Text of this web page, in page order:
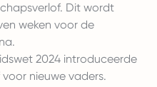
Dit wordt
weken voor de
2024 introduceerde
nieuwe vaders.